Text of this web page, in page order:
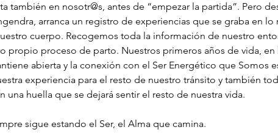
también en nosotr@s, antes de “empezar la partida”. Pero
arranca un registro de experiencias que se graba en lo
cuerpo. Recogemos toda la información de nuestro
propio proceso de parto. Nuestros primeros años de vida, en
abierta y la conexión con el Ser Energético que Somos
experiencia para el resto de nuestro tránsito y también
una huella que se dejará sentir el resto de nuestra vida.
sigue estando el Ser, el Alma que camina.